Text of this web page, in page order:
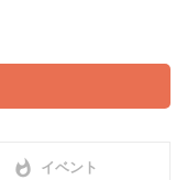
whatshot イベント